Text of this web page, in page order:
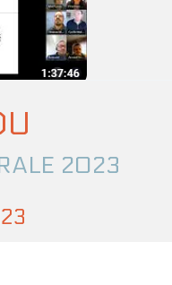
2023